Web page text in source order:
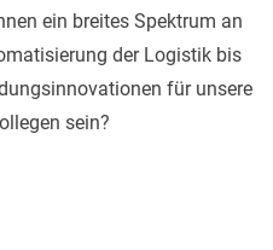
ein breites Spektrum an
der Logistik bis
für unsere
sein?